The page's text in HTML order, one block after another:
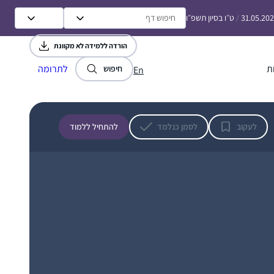
/ ט״ו בסיון תשפ״ו
En חיפוש לתרומה
לעקוב לסמן כנלמד להתחיל ללמוד
הורדה ללמידה לא מקוונת
ממכון שטיינזלץ את הדפים הראשונים של מסכת
ברכות במייל. קודם לא ידעתי איך לקרוא אותם
עד שנתתי להם להדריך אותי. הסביבה שלי לא